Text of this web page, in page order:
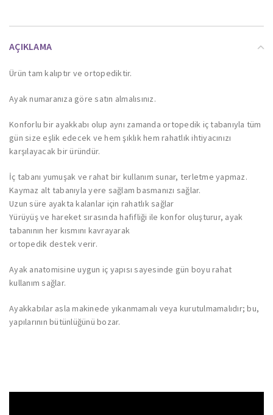
AÇIKLAMA
Ürün tam kalıptır ve ortopediktir.
Ayak numaranıza göre satın almalısınız.
Konforlu bir ayakkabı olup aynı zamanda ortopedik iç tabanıyla tüm
gün size eşlik edecek ve hem şıklık hem rahatlık ihtiyacınızı
karşılayacak bir üründür.
İç tabanı yumuşak ve rahat bir kullanım sunar, terletme yapmaz.
Kaymaz alt tabanıyla yere sağlam basmanızı sağlar.
Uzun süre ayakta kalanlar için rahatlık sağlar
Yürüyüş ve hareket sırasında hafifliği ile konfor oluşturur, ayak
tabanının her kısmını kavrayarak
ortopedik destek verir.
Ayak anatomisine uygun iç yapısı sayesinde gün boyu rahat
kullanım sağlar.
Ayakkabılar asla makinede yıkanmamalı veya kurutulmamalıdır; bu,
yapılarının bütünlüğünü bozar.